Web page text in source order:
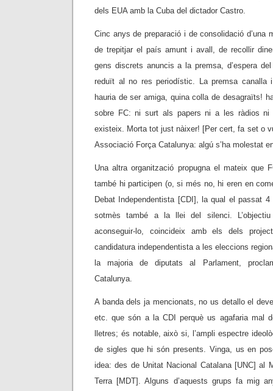
dels EUA amb la Cuba del dictador Castro.
Cinc anys de preparació i de consolidació d’una
de trepitjar el país amunt i avall, de recollir
gens discrets anuncis a la premsa, d’espera
reduït al no res periodístic. La premsa
hauria de ser amiga, quina colla de desagraïts!
sobre FC: ni surt als papers ni a les ràdios
existeix. Morta tot just nàixer! [Per cert, fa set o
Associació Força Catalunya: algú s’ha molestat
Una altra organització propugna el mateix que
també hi participen (o, si més no, hi eren en
Debat Independentista [CDI], la qual el passat 4
sotmès també a la llei del silenci.
aconseguir-lo, coincideix amb els dels
candidatura independentista a les eleccions
la majoria de diputats al Parlament,
Catalunya.
A banda dels ja mencionats, no us detallo el
etc. que són a la CDI perquè us agafaria mal
lletres; és notable, això si, l’ampli espectre
de sigles que hi són presents. Vinga, us en
idea: des de Unitat Nacional Catalana [UNC] al
Terra [MDT]. Alguns d’aquests grups fa mig